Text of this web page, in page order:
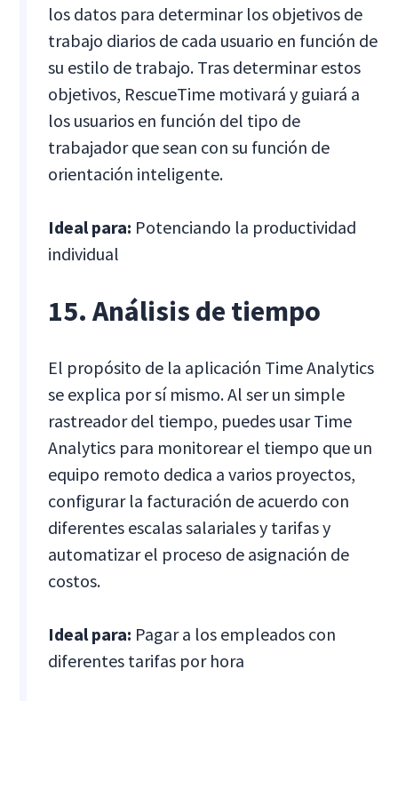
los datos para determinar los objetivos de
trabajo diarios de cada usuario en función de
su estilo de trabajo. Tras determinar estos
objetivos, RescueTime motivará y guiará a
los usuarios en función del tipo de
trabajador que sean con su función de
orientación inteligente.
Ideal para: Potenciando la productividad
individual
15. Análisis de tiempo
El propósito de la aplicación Time Analytics
se explica por sí mismo. Al ser un simple
rastreador del tiempo, puedes usar Time
Analytics para monitorear el tiempo que un
equipo remoto dedica a varios proyectos,
configurar la facturación de acuerdo con
diferentes escalas salariales y tarifas y
automatizar el proceso de asignación de
costos.
Ideal para: Pagar a los empleados con
diferentes tarifas por hora